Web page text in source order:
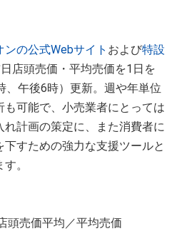
の公式Webサイト および特設
店頭売価・平均売価を1日を
、午後6時）更新。週や年単位
可能で、小売業者にとっては
れ計画の策定に、また消費者に
すための強力な支援ツールと
。
頭売価平均／平均売価